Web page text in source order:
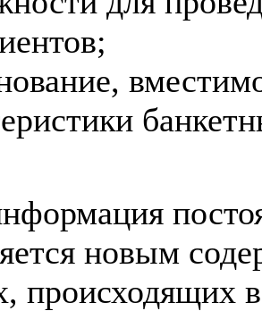
новым
происходящих